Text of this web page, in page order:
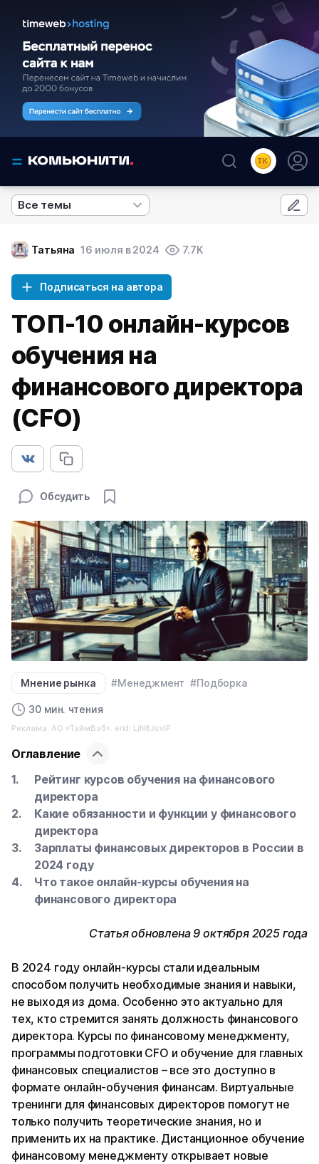
Все темы
Татьяна 16 июля в 2024 7.7K
Подписаться на автора
ТОП-10 онлайн-курсов
обучения на
финансового директора
(CFO)
Обсудить
Мнение рынка #Менеджмент #Подборка
30 мин. чтения
Реклама. АО «ТаймВэб». erid: LjN8JsviP
Оглавление
Рейтинг курсов обучения на финансового
директора
Какие обязанности и функции у финансового
директора
Зарплаты финансовых директоров в России в
2024 году
Что такое онлайн-курсы обучения на
финансового директора
Статья обновлена 9 октября 2025 года
В 2024 году онлайн-курсы стали идеальным
способом получить необходимые знания и навыки,
не выходя из дома. Особенно это актуально для
тех, кто стремится занять должность финансового
директора. Курсы по финансовому менеджменту,
программы подготовки CFO и обучение для главных
финансовых специалистов – все это доступно в
формате онлайн-обучения финансам. Виртуальные
тренинги для финансовых директоров помогут не
только получить теоретические знания, но и
применить их на практике. Дистанционное обучение
финансовому менеджменту открывает новые